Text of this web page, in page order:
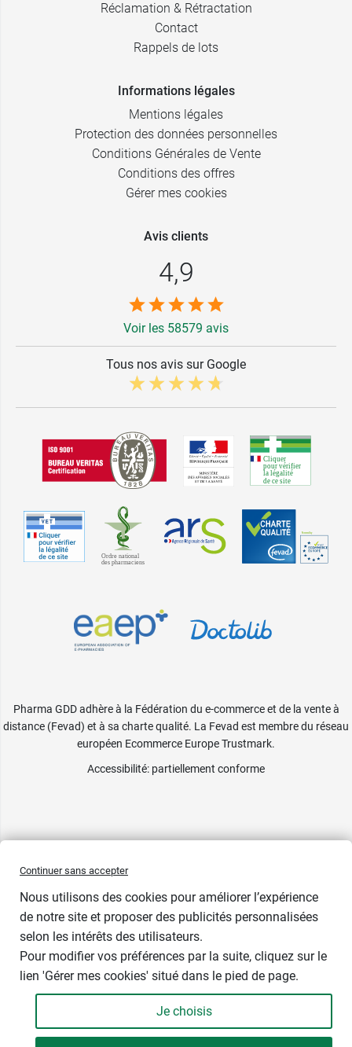
Réclamation & Rétractation
Contact
Rappels de lots
Informations légales
Mentions légales
Protection des données personnelles
Conditions Générales de Vente
Conditions des offres
Gérer mes cookies
Avis clients
4,9
Voir les 58579 avis
Tous nos avis sur Google
Pharma GDD adhère à la Fédération du e-commerce et de la vente à
distance (Fevad) et à sa charte qualité. La Fevad est membre du réseau
européen Ecommerce Europe Trustmark.
Accessibilité: partiellement conforme
Continuer sans accepter
Nous utilisons des cookies pour améliorer l’expérience
de notre site et proposer des publicités personnalisées
selon les intérêts des utilisateurs.
Pour modifier vos préférences par la suite, cliquez sur le
lien 'Gérer mes cookies' situé dans le pied de page.
Je choisis